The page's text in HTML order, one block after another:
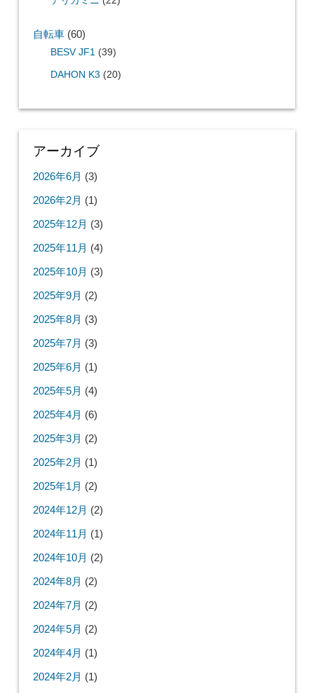
自転車(60)
BESV JF1 (39)
DAHON K3 (20)
アーカイブ
2026年6月 (3)
2026年2月 (1)
2025年12月 (3)
2025年11月 (4)
2025年10月 (3)
2025年9月 (2)
2025年8月 (3)
2025年7月 (3)
2025年6月 (1)
2025年5月 (4)
2025年4月 (6)
2025年3月 (2)
2025年2月 (1)
2025年1月 (2)
2024年12月 (2)
2024年11月 (1)
2024年10月 (2)
2024年8月 (2)
2024年7月 (2)
2024年5月 (2)
2024年4月 (1)
2024年2月 (1)